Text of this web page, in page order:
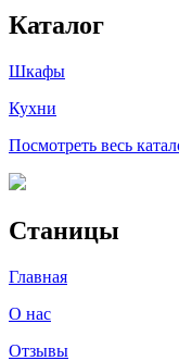
Каталог
Шкафы
Кухни
Посмотреть весь
Станицы
Главная
О нас
Отзывы